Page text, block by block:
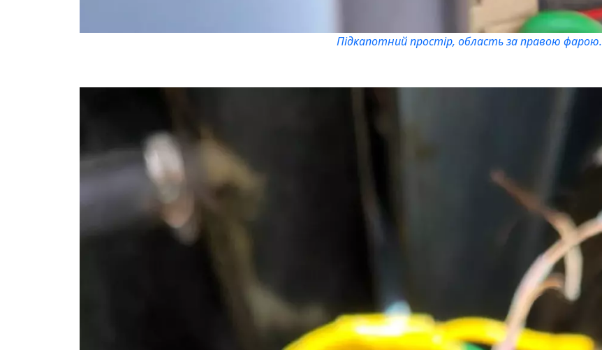
Підкапотний простір, область за правою фарою.